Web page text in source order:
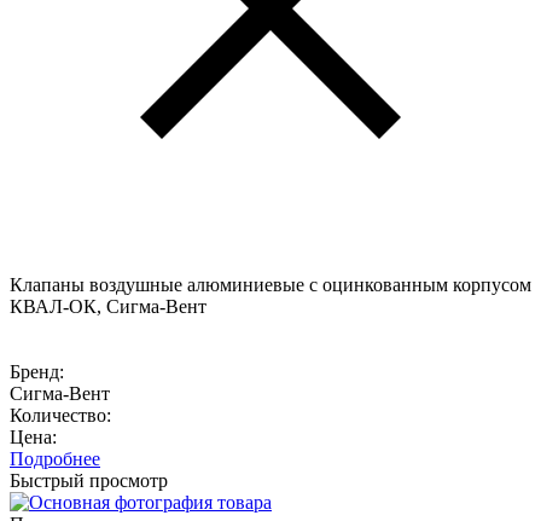
Клапаны воздушные алюминиевые с оцинкованным корпусом
КВАЛ-ОК, Сигма-Вент
Бренд:
Сигма-Вент
Количество:
Цена:
Подробнее
Быстрый просмотр